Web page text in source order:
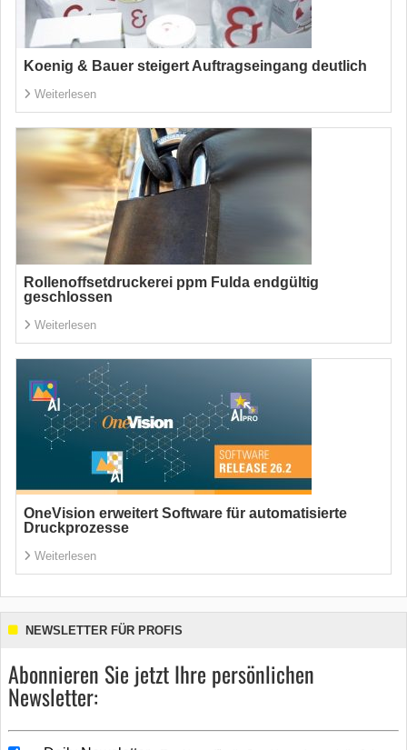
Koenig & Bauer steigert Auftragseingang deutlich
Weiterlesen
Rollenoffsetdruckerei ppm Fulda endgültig
geschlossen
Weiterlesen
OneVision erweitert Software für automatisierte
Druckprozesse
Weiterlesen
NEWSLETTER FÜR PROFIS
Abonnieren Sie jetzt Ihre persönlichen
Newsletter: